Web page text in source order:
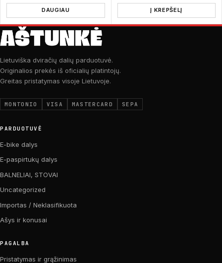
DAUGIAU Į KREPŠELĮ
Lietuviška dviračių dalių parduotuvė.
Originalios prekės iš oficialių platintojų.
Greitas pristatymas visoje Lietuvoje.
MONTONIO VISA MASTERCARD SEPA
PARDUOTUVĖ
E-bike dalys
E-paspirtukų dalys
BALNELIAI, STOVAI
Uncategorized
Importas / Neklasifikuota
Ašys ir konusai
PAGALBA
Pristatymas ir grąžinimas